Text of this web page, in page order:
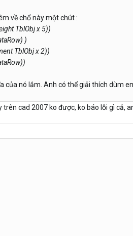
về chổ này một chút :
TblObj x 5))
)
TblObj x 2))
của nó lắm. Anh có thể giải thích dùm
trên cad 2007 ko được, ko báo lỗi gì